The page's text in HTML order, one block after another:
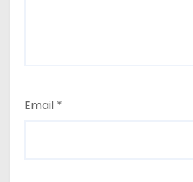
Email *